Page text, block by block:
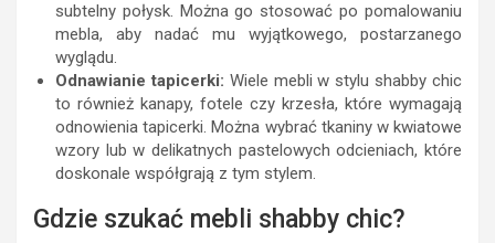
subtelny połysk. Można go stosować po pomalowaniu
mebla, aby nadać mu wyjątkowego, postarzanego
wyglądu.
Odnawianie tapicerki: Wiele mebli w stylu shabby chic
to również kanapy, fotele czy krzesła, które wymagają
odnowienia tapicerki. Można wybrać tkaniny w kwiatowe
wzory lub w delikatnych pastelowych odcieniach, które
doskonale współgrają z tym stylem.
Gdzie szukać mebli shabby chic?